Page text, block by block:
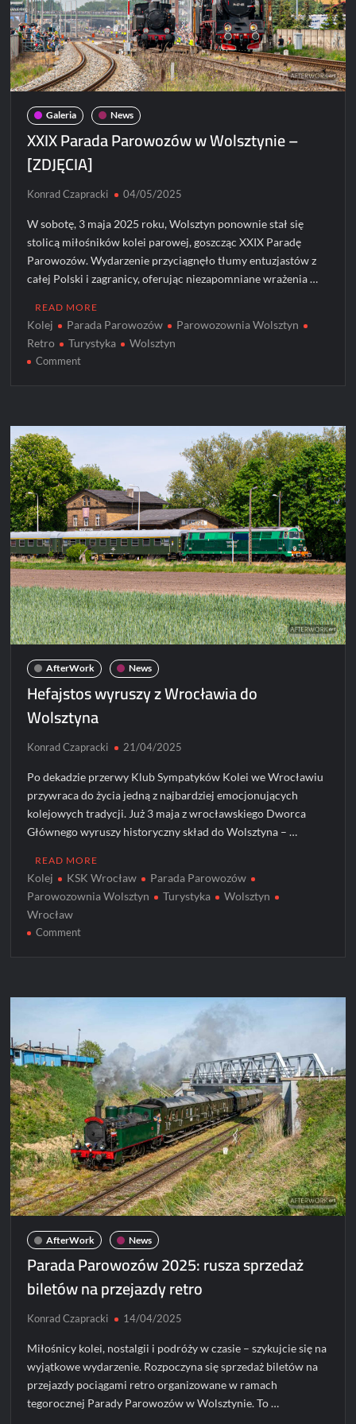
Galeria News
XXIX Parada Parowozów w Wolsztynie –
[ZDJĘCIA]
Konrad Czapracki 04/05/2025
W sobotę, 3 maja 2025 roku, Wolsztyn ponownie stał się
stolicą miłośników kolei parowej, goszcząc XXIX Paradę
Parowozów. Wydarzenie przyciągnęło tłumy entuzjastów z
całej Polski i zagranicy, oferując niezapomniane wrażenia …
READ MORE
Kolej Parada Parowozów
Parowozownia Wolsztyn
Retro
Turystyka Wolsztyn
Commenton
w
–
[ZDJĘCIA]
AfterWork News
Hefajstos wyruszy z Wrocławia do
Wolsztyna
Konrad Czapracki 21/04/2025
Po dekadzie przerwy Klub Sympatyków Kolei we Wrocławiu
przywraca do życia jedną z najbardziej emocjonujących
kolejowych tradycji. Już 3 maja z wrocławskiego Dworca
Głównego wyruszy historyczny skład do Wolsztyna – …
READ MORE
Kolej KSK Wrocław
Parada Parowozów
Parowozownia Wolsztyn
Turystyka
Wolsztyn
Wrocław
Commenton
Wrocławia
AfterWork News
Parada Parowozów 2025: rusza sprzedaż
biletów na przejazdy retro
Konrad Czapracki 14/04/2025
Miłośnicy kolei, nostalgii i podróży w czasie – szykujcie się na
wyjątkowe wydarzenie. Rozpoczyna się sprzedaż biletów na
przejazdy pociągami retro organizowane w ramach
tegorocznej Parady Parowozów w Wolsztynie. To …